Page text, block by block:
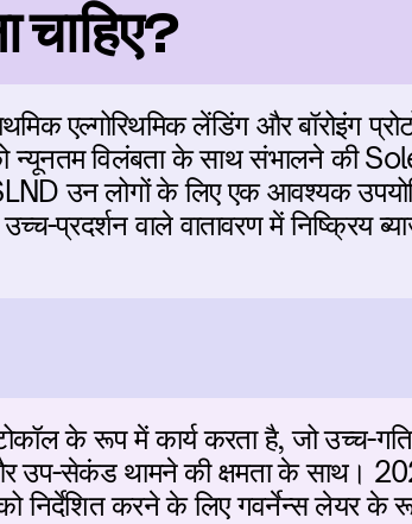
एल्गोरिथमिक लेंडिंग और बॉरोइंग
न्यूनतम विलंबता के साथ संभालने की
उन लोगों के लिए एक आवश्यक
प्रदर्शन वाले वातावरण में निष्क्रिय
के रूप में कार्य करता है, जो उच्च-गति
उप-सेकंड थामने की क्षमता के साथ।
निर्देशित करने के लिए गवर्नेन्स लेयर के